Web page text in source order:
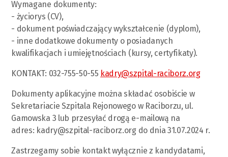
Wymagane dokumenty:
- życiorys (CV),
- dokument poświadczający wykształcenie (dyplom),
- inne dodatkowe dokumenty o posiadanych
kwalifikacjach i umiejętnościach (kursy, certyfikaty).
KONTAKT: 032-755-50-55 kadry@szpital-raciborz.org
Dokumenty aplikacyjne można składać osobiście w
Sekretariacie Szpitala Rejonowego w Raciborzu, ul.
Gamowska 3 lub przesyłać drogą e-mailową na
adres: kadry@szpital-raciborz.orgdo dnia 31.07.2024 r.
Zastrzegamy sobie kontakt wyłącznie z kandydatami,